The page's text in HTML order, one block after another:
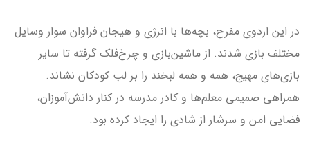
در این اردوی مفرح، بچه‌ها با انرژی و هیجان فراوان سوار وسایل
مختلف بازی شدند. از ماشین‌بازی و چرخ‌فلک گرفته تا سایر
بازی‌های مهیج، همه و همه لبخند را بر لب کودکان نشاند.
همراهی صمیمی معلم‌ها و کادر مدرسه در کنار دانش‌آموزان،
فضایی امن و سرشار از شادی را ایجاد کرده بود.